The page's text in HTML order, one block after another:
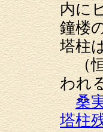
内に
鐘楼
塔柱
（恒
われ
桑
塔柱